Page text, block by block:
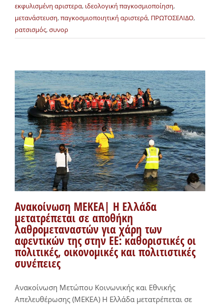
εκφυλισμένη αριστερα, ιδεολογική παγκοσμιοποίηση,
μετανάστευση,παγκοσμιοποιητική αριστερά, ΠΡΩΤΟΣΕΛΙΔΟ,
ρατσισμός,συνορ
Ανακοίνωση ΜΕΚΕΑ| Η Ελλάδα
μετατρέπεται σε αποθήκη
λαθρομεταναστών για χάρη των
αφεντικών της στην ΕΕ: καθοριστικές οι
πολιτικές, οικονομικές και πολιτιστικές
συνέπειες
Ανακοίνωση Μετώπου Κοινωνικής και Εθνικής
Απελευθέρωσης (ΜΕΚΕΑ) Η Ελλάδα μετατρέπεται σε